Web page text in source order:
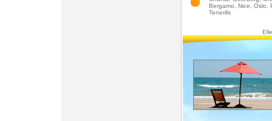
Bergamo, Nice, Oslo,
Tenerife